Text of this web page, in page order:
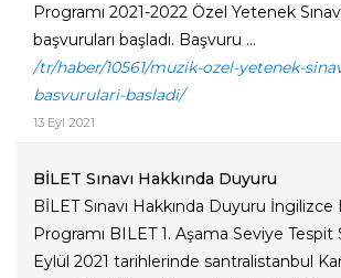
Programı 2021-2022 Özel Yetenek
başvuruları başladı. Başvuru ...
/tr/haber/10561/muzik-ozel-yetenek-
basvurulari-basladi/
13 Eyl 2021
BİLET Sınavı Hakkında Duyuru
BİLET Sınavı Hakkında Duyuru İngilizce
Programı BILET 1. Aşama Seviye Tespit
Eylül 2021 tarihlerinde santralistanbul